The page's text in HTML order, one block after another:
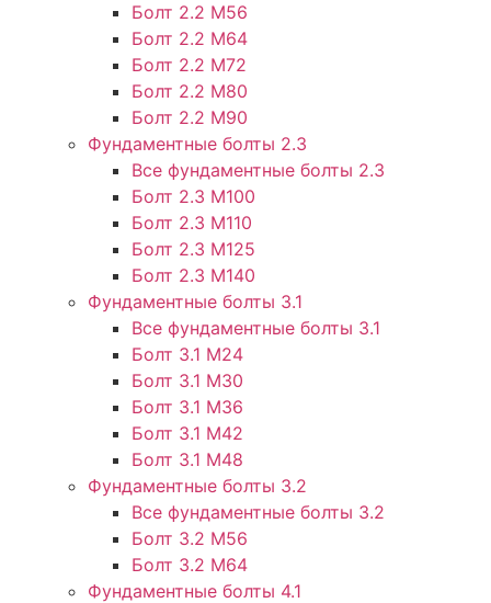
Болт 2.2 М56
Болт 2.2 М64
Болт 2.2 М72
Болт 2.2 М80
Болт 2.2 М90
Фундаментные болты 2.3
Все фундаментные болты 2.3
Болт 2.3 М100
Болт 2.3 М110
Болт 2.3 М125
Болт 2.3 М140
Фундаментные болты 3.1
Все фундаментные болты 3.1
Болт 3.1 М24
Болт 3.1 М30
Болт 3.1 М36
Болт 3.1 М42
Болт 3.1 М48
Фундаментные болты 3.2
Все фундаментные болты 3.2
Болт 3.2 М56
Болт 3.2 М64
Фундаментные болты 4.1